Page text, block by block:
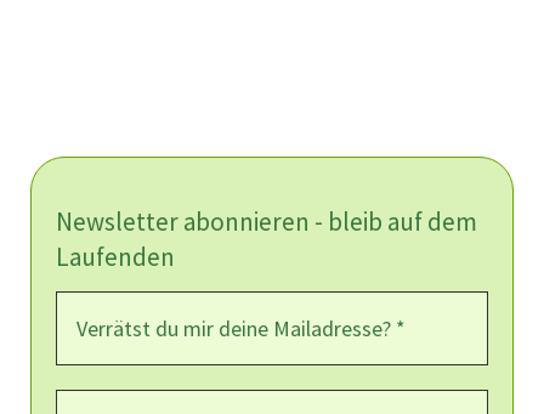
Newsletter abonnieren - bleib auf dem
Laufenden